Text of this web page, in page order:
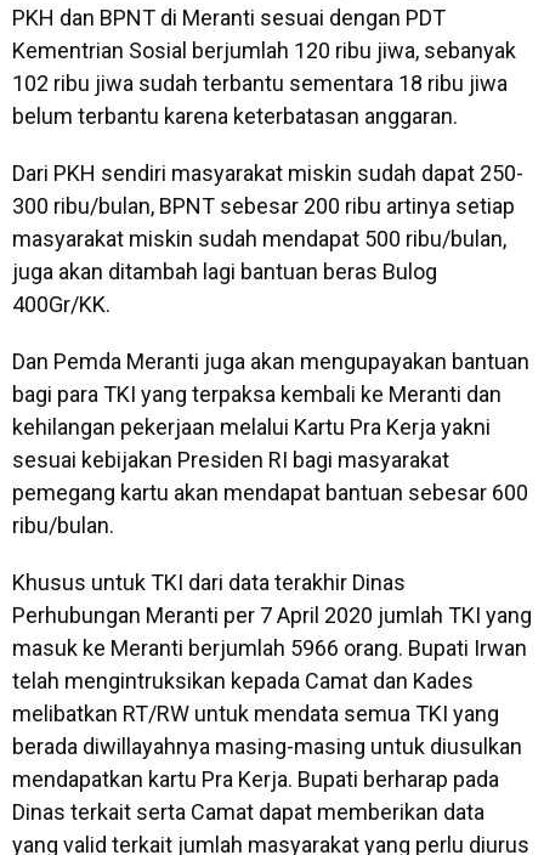
PKH dan BPNT di Meranti sesuai dengan PDT
Kementrian Sosial berjumlah 120 ribu jiwa, sebanyak
102 ribu jiwa sudah terbantu sementara 18 ribu jiwa
belum terbantu karena keterbatasan anggaran.
Dari PKH sendiri masyarakat miskin sudah dapat 250-
300 ribu/bulan, BPNT sebesar 200 ribu artinya setiap
masyarakat miskin sudah mendapat 500 ribu/bulan,
juga akan ditambah lagi bantuan beras Bulog
400Gr/KK.
Dan Pemda Meranti juga akan mengupayakan bantuan
bagi para TKI yang terpaksa kembali ke Meranti dan
kehilangan pekerjaan melalui Kartu Pra Kerja yakni
sesuai kebijakan Presiden RI bagi masyarakat
pemegang kartu akan mendapat bantuan sebesar 600
ribu/bulan.
Khusus untuk TKI dari data terakhir Dinas
Perhubungan Meranti per 7 April 2020 jumlah TKI yang
masuk ke Meranti berjumlah 5966 orang. Bupati Irwan
telah mengintruksikan kepada Camat dan Kades
melibatkan RT/RW untuk mendata semua TKI yang
berada diwillayahnya masing-masing untuk diusulkan
mendapatkan kartu Pra Kerja. Bupati berharap pada
Dinas terkait serta Camat dapat memberikan data
yang valid terkait jumlah masyarakat yang perlu diurus